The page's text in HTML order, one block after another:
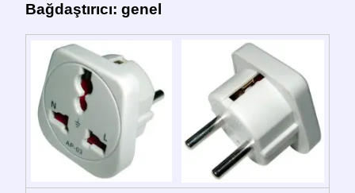
Bağdaştırıcı: genel